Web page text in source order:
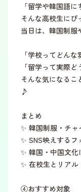
「留学や韓国語に
そんな高校生にぴ
当日は、韓国制服
「学校ってどんな
「留学って実際ど
そんな気になる
♪
まとめ
✨ 韓国制服・チ
✨ SNS映えするフ
✨ 韓国・中国文
✨ 在校生とリアル
④おすすめ対象